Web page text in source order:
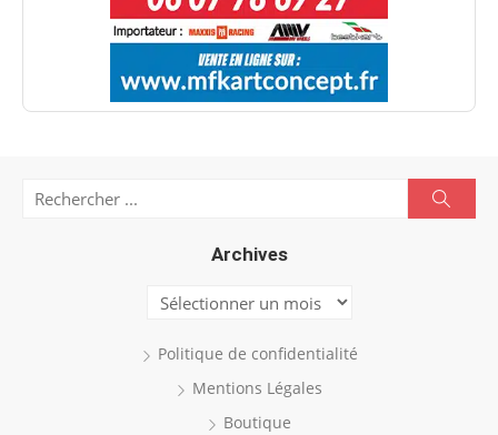
Archives
Archives
Politique de confidentialité
Mentions Légales
Boutique